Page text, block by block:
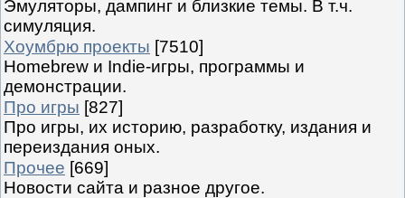
Эмуляторы, дампинг и близкие темы. В т.ч.
симуляция.
Хоумбрю проекты [7510]
Homebrew и Indie-игры, программы и
демонстрации.
Про игры [827]
Про игры, их историю, разработку, издания и
переиздания оных.
Прочее [669]
Новости сайта и разное другое.